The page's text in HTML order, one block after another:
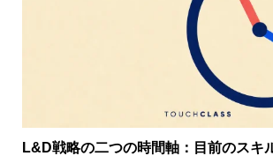
L&D戦略の二つの時間軸：目前のスキ